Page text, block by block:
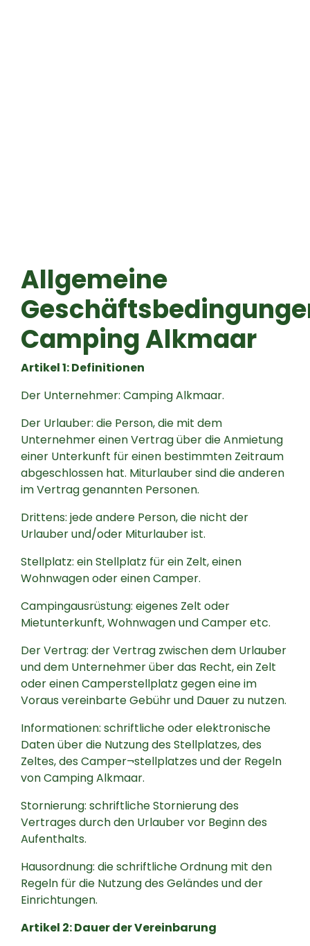
Allgemeine
Camping Alkmaar
Artikel 1: Definitionen
Der Unternehmer: Camping Alkmaar.
Der Urlauber: die Person, die mit dem
Unternehmer einen Vertrag über die Anmietung
einer Unterkunft für einen bestimmten Zeitraum
abgeschlossen hat. Miturlauber sind die anderen
im Vertrag genannten Personen.
Drittens: jede andere Person, die nicht der
Urlauber und/oder Miturlauber ist.
Stellplatz: ein Stellplatz für ein Zelt, einen
Wohnwagen oder einen Camper.
Campingausrüstung: eigenes Zelt oder
Mietunterkunft, Wohnwagen und Camper etc.
Der Vertrag: der Vertrag zwischen dem Urlauber
und dem Unternehmer über das Recht, ein Zelt
oder einen Camperstellplatz gegen eine im
Voraus vereinbarte Gebühr und Dauer zu nutzen.
Informationen: schriftliche oder elektronische
Daten über die Nutzung des Stellplatzes, des
Zeltes, des Camper¬stellplatzes und der Regeln
von Camping Alkmaar.
Stornierung: schriftliche Stornierung des
Vertrages durch den Urlauber vor Beginn des
Aufenthalts.
Hausordnung: die schriftliche Ordnung mit den
Regeln für die Nutzung des Geländes und der
Einrichtungen.
Artikel 2: Dauer der Vereinbarung